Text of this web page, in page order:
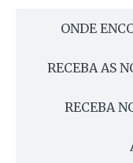
ONDE
RECEBA AS
RECEBA